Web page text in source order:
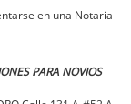
en una Notaria
PARA NOVIOS